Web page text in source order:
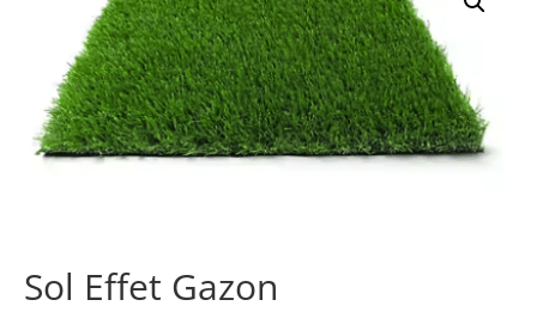
Sol Effet Gazon